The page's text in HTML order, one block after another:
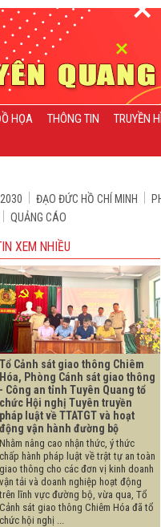
HỌA THÔNG TIN TRUYỀN
ĐẠO ĐỨC HỒ CHÍ MINH
QUẢNG CÁO
XEM NHIỀU
Tổ Cảnh sát giao thông Chiêm
Hóa, Phòng Cánh sát giao thông
- Công an tỉnh Tuyên Quang tổ
chức Hội nghị Tuyên truyền
pháp luật về TTATGT và hoạt
động vận hành đường bộ
Nhằm nâng cao nhận thức, ý thức
chấp hành pháp luật về trật tự an toàn
giao thông cho các đơn vị kinh doanh
vận tải và doanh nghiệp hoạt động
trên lĩnh vực đường bộ, vừa qua, Tổ
Cảnh sát giao thông Chiêm Hóa đã tổ
chức hội nghị ...